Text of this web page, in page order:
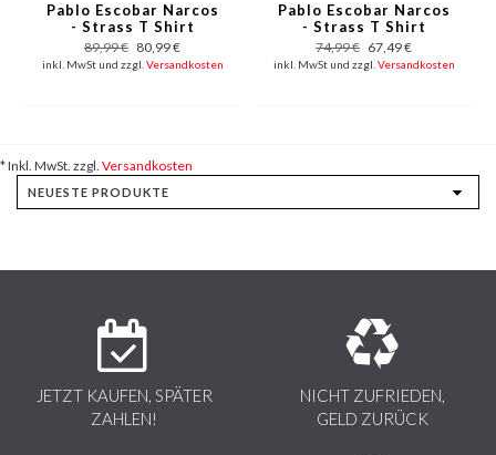
Pablo Escobar Narcos
- Strass T Shirt
Herren - Grün
89,99 € 80,99 €
inkl. MwSt und zzgl. Versandkosten
Pablo Escobar Narcos
- Strass T Shirt
Herren - Navy /
Schwarz
74,99 € 67,49 €
inkl. MwSt und zzgl. Versandkosten
* Inkl. MwSt. zzgl. Versandkosten
JETZT KAUFEN, SPÄTER
ZAHLEN!
NICHT ZUFRIEDEN,
GELD ZURÜCK